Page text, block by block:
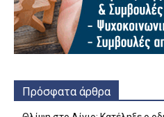
Πρόσφατα άρθρα